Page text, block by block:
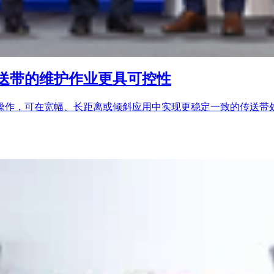
带的维护作业更具可控性
，可在宽幅、长距离或倾斜应用中实现更稳定一致的传送带